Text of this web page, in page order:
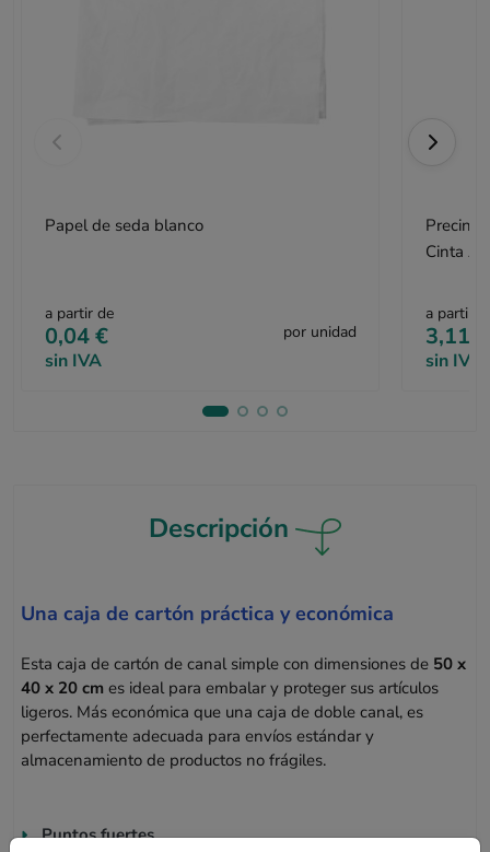
Papel de seda blanco
a partir de
0,04 €
sin IVA
por unidad
Cinta
a partir
3,11 €
sin IVA
Descripción
Una caja de cartón práctica y económica
Esta caja de cartón de canal simple con dimensiones de 50 x
40 x 20 cm es ideal para embalar y proteger sus artículos
ligeros. Más económica que una caja de doble canal, es
perfectamente adecuada para envíos estándar y
almacenamiento de productos no frágiles.
Puntos fuertes